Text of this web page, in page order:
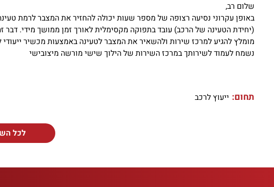
שלום רב,
באופן עקרוני נסיעה רצופה של מספר שעות יכולה להחזיר את המצבר לרמת
(יחידת הטעינה של הרכב) עובד בתפוקה מקסימלית לאורך זמן ממושך מידי. דבר
מומלץ להגיע למרכז שירות ולהשאיר את המצבר לטעינה באמצעות מכשיר ייעודי
נשמח לעמוד לשירותך במרכז השירות של הילוך שישי מורשה מיצובישי
תחום: ייעוץ לרכב
לכל